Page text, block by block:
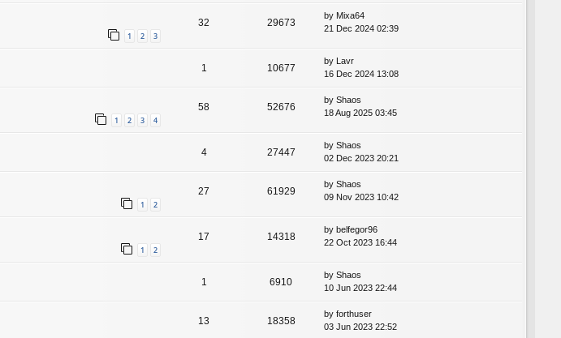
1 2 3
32 29673
by Mixa64
21 Dec 2024 02:39
1 10677
by Lavr
16 Dec 2024 13:08
1 2 3 4
58 52676
by Shaos
18 Aug 2025 03:45
4 27447
by Shaos
02 Dec 2023 20:21
1 2
27 61929
by Shaos
09 Nov 2023 10:42
1 2
17 14318
by belfegor96
22 Oct 2023 16:44
1 6910
by Shaos
10 Jun 2023 22:44
13 18358
by forthuser
03 Jun 2023 22:52